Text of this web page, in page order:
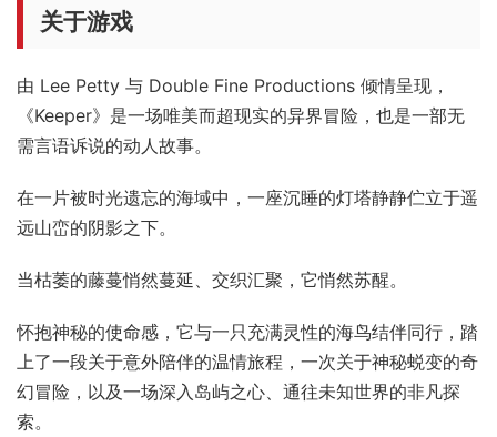
关于游戏
由 Lee Petty 与 Double Fine Productions 倾情呈现，
《Keeper》是一场唯美而超现实的异界冒险，也是一部无
需言语诉说的动人故事。
在一片被时光遗忘的海域中，一座沉睡的灯塔静静伫立于遥
远山峦的阴影之下。
当枯萎的藤蔓悄然蔓延、交织汇聚，它悄然苏醒。
怀抱神秘的使命感，它与一只充满灵性的海鸟结伴同行，踏
上了一段关于意外陪伴的温情旅程，一次关于神秘蜕变的奇
幻冒险，以及一场深入岛屿之心、通往未知世界的非凡探
索。